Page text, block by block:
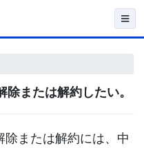
または解約したい。
または解約には、中